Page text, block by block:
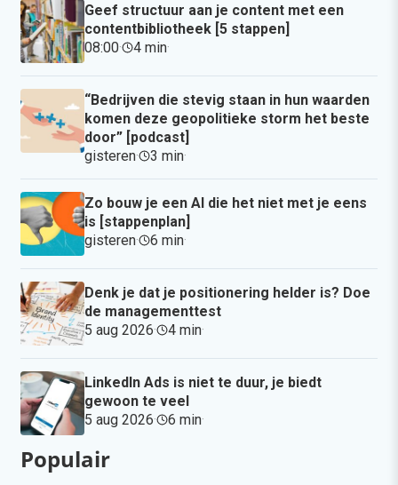
Geef structuur aan je content met een
contentbibliotheek [5 stappen]
08:00· 4 min·
“Bedrijven die stevig staan in hun waarden
komen deze geopolitieke storm het beste
door” [podcast]
gisteren· 3 min·
Zo bouw je een AI die het niet met je eens
is [stappenplan]
gisteren· 6 min·
Denk je dat je positionering helder is? Doe
de managementtest
5 aug 2026· 4 min·
LinkedIn Ads is niet te duur, je biedt
gewoon te veel
5 aug 2026· 6 min·
Populair